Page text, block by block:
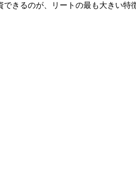
きるのが、リートの最も大きい特